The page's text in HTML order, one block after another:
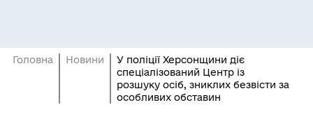
Головна Новини
У поліції Херсонщини діє
спеціалізований Центр із
розшуку осіб, зниклих безвісти за
особливих обставин